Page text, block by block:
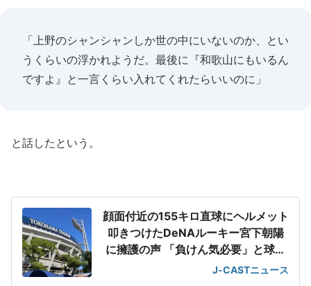
「上野のシャンシャンしか世の中にいないのか、とい
うくらいの浮かれようだ。最後に『和歌山にもいるん
ですよ』と一言くらい入れてくれたらいいのに」
と話したという。
顔面付近の155キロ直球にヘルメット
叩きつけたDeNAルーキー宮下朝陽
に擁護の声 「負けん気必要」と球団
J-CASTニュース